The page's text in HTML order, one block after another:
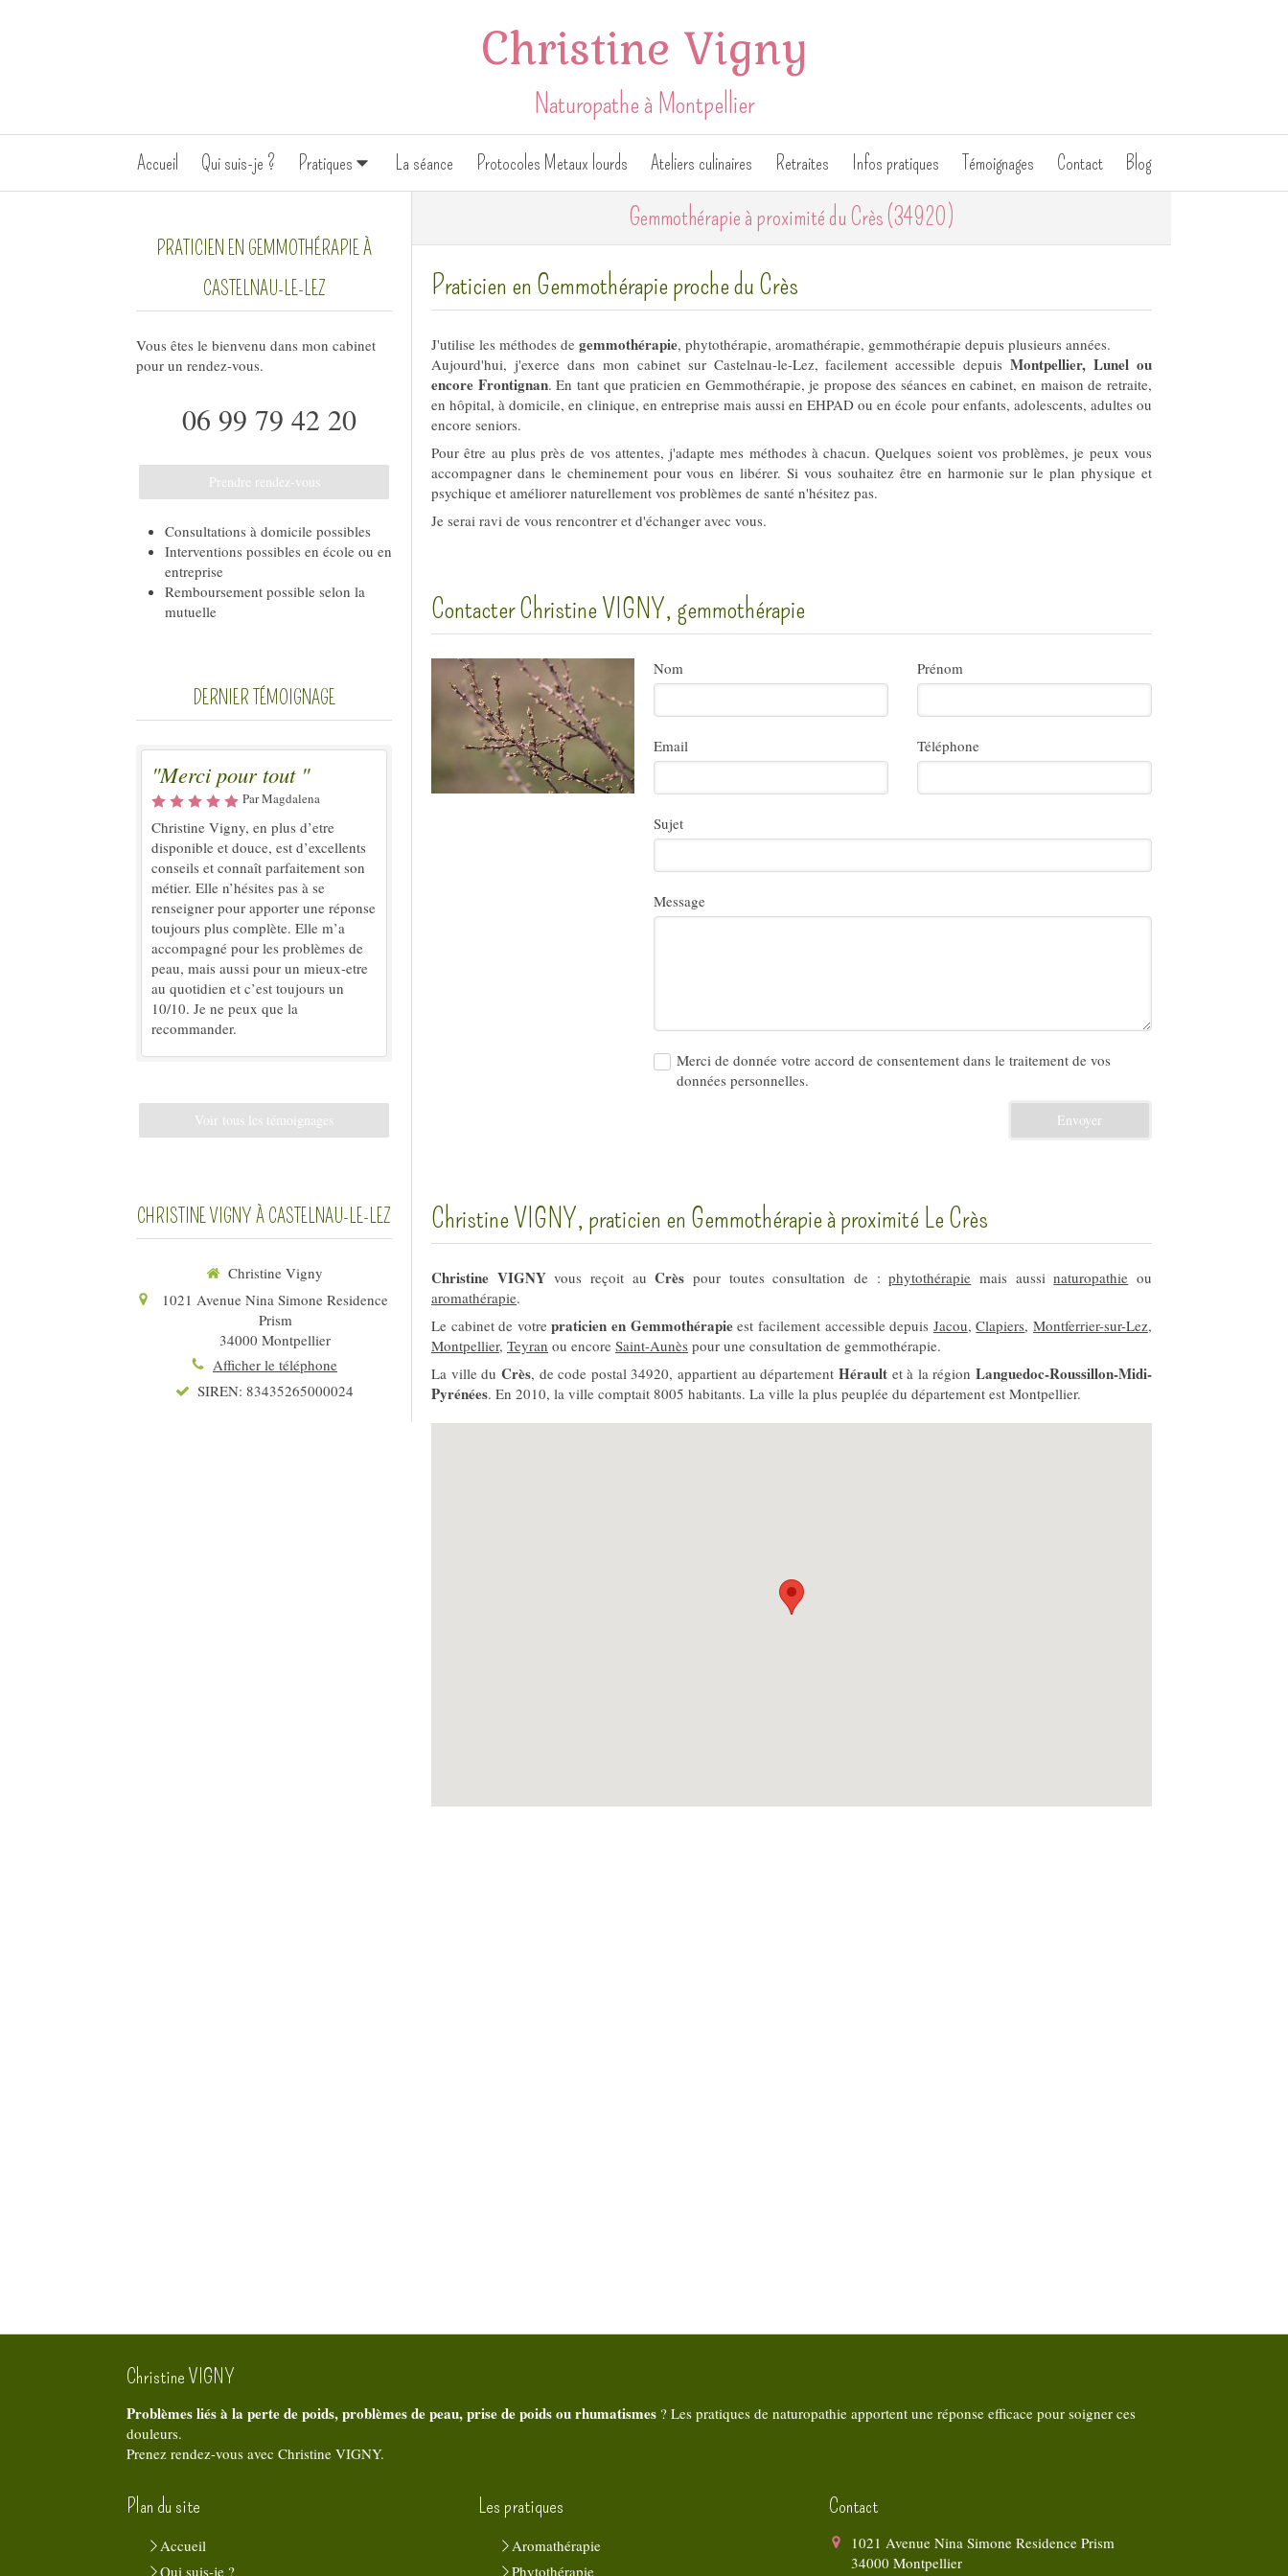
Christine Vigny
Naturopathe à Montpellier
Accueil Qui suis-je ? Pratiques La séance Protocoles Metaux lourds Ateliers culinaires Retraites Infos pratiques Témoignages Contact Blog
Gemmothérapie à proximité du Crès (34920)
Praticien en Gemmothérapie proche du Crès
J'utilise les méthodes de gemmothérapie, phytothérapie, aromathérapie, gemmothérapie depuis plusieurs années.
Aujourd'hui, j'exerce dans mon cabinet sur Castelnau-le-Lez, facilement accessible depuisMontpellier, Lunel ou
encore Frontignan. En tant que praticien en Gemmothérapie, je propose des séances en cabinet, en maison de retraite,
en hôpital, à domicile, en clinique, en entreprise mais aussi en EHPAD ou en école pour enfants, adolescents, adultes ou
encore seniors.
Pour être au plus près de vos attentes, j'adapte mes méthodes à chacun. Quelques soient vos problèmes, je peux vous
accompagner dans le cheminement pour vous en libérer. Si vous souhaitez être en harmonie sur le plan physique et
psychique et améliorer naturellement vos problèmes de santé n'hésitez pas.
Je serai ravi de vous rencontrer et d'échanger avec vous.
Contacter Christine VIGNY, gemmothérapie
Nom Prénom
Email Téléphone
Sujet
Message
Merci de donnée votre accord de consentement dans le traitement de vos
données personnelles.
Envoyer
Christine VIGNY, praticien en Gemmothérapie à proximité Le Crès
Christine VIGNYvous reçoit auCrès pour toutes consultation de :phytothérapie mais aussinaturopathie ou
aromathérapie.
Le cabinet de votrepraticien en Gemmothérapieest facilement accessible depuis Jacou,Clapiers,Montferrier-sur-Lez,
Montpellier, Teyran ou encore Saint-Aunès pour une consultation de gemmothérapie.
La ville du Crès, de code postal 34920, appartient au département Héraultet à la région Languedoc-Roussillon-Midi-
Pyrénées. En 2010, la ville comptait 8005 habitants. La ville la plus peuplée du département est Montpellier.
PRATICIEN EN GEMMOTHÉRAPIE À
CASTELNAU-LE-LEZ
Vous êtes le bienvenu dans mon cabinet
pour un rendez-vous.
06 99 79 42 20
Prendre rendez-vous
Consultations à domicile possibles
Interventions possibles en école ou en
entreprise
Remboursement possible selon la
mutuelle
DERNIER TÉMOIGNAGE
"Merci pour tout "
Par Magdalena
Christine Vigny, en plus d’etre
disponible et douce, est d’excellents
conseils et connaît parfaitement son
métier. Elle n’hésites pas à se
renseigner pour apporter une réponse
toujours plus complète. Elle m’a
accompagné pour les problèmes de
peau, mais aussi pour un mieux-etre
au quotidien et c’est toujours un
10/10. Je ne peux que la
recommander.
Voir tous les témoignages
CHRISTINE VIGNY À CASTELNAU-LE-LEZ
Christine Vigny
1021 Avenue Nina Simone Residence
Prism
34000 Montpellier
Afficher le téléphone
SIREN: 83435265000024
Christine VIGNY
Problèmes liés à la perte de poids, problèmes de peau, prise de poids ou rhumatismes ? Les pratiques de naturopathie apportent une réponse efficace pour soigner ces
douleurs.
Prenez rendez-vous avec Christine VIGNY.
Plan du site
Accueil
Qui suis-je ?
Les pratiques
Aromathérapie
Phytothérapie
Contact
1021 Avenue Nina Simone Residence Prism
34000 Montpellier